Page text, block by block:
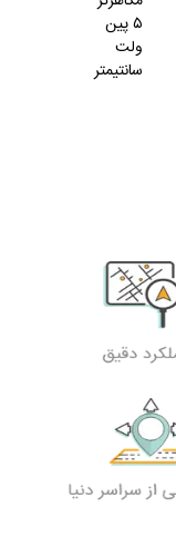
۵ پین
ولت
سانتیمتر